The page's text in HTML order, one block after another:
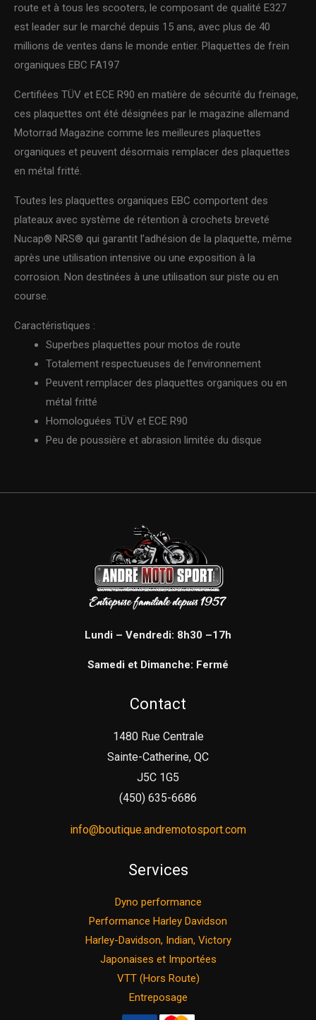
route et à tous les scooters, le composant de qualité E327
est leader sur le marché depuis 15 ans, avec plus de 40
millions de ventes dans le monde entier. Plaquettes de frein
organiques EBC FA197
Certifiées TÜV et ECE R90 en matière de sécurité du freinage,
ces plaquettes ont été désignées par le magazine allemand
Motorrad Magazine comme les meilleures plaquettes
organiques et peuvent désormais remplacer des plaquettes
en métal fritté.
Toutes les plaquettes organiques EBC comportent des
plateaux avec système de rétention à crochets breveté
Nucap® NRS® qui garantit l’adhésion de la plaquette, même
après une utilisation intensive ou une exposition à la
corrosion. Non destinées à une utilisation sur piste ou en
course.
Caractéristiques :
Superbes plaquettes pour motos de route
Totalement respectueuses de l’environnement
Peuvent remplacer des plaquettes organiques ou en
métal fritté
Homologuées TÜV et ECE R90
Peu de poussière et abrasion limitée du disque
Lundi – Vendredi: 8h30 –17h
Samedi et Dimanche: Fermé
Contact
1480 Rue Centrale
Sainte-Catherine, QC
J5C 1G5
(450) 635-6686
info@boutique.andremotosport.com
Services
Dyno performance
Performance Harley Davidson
Harley-Davidson, Indian, Victory
Japonaises et Importées
VTT (Hors Route)
Entreposage